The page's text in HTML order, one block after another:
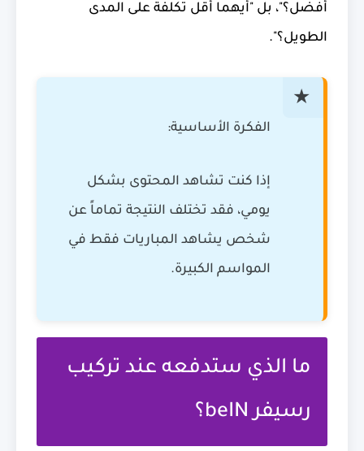
أفضل؟"، بل "أيهما أقل تكلفة على المدى
الطويل؟".
الفكرة الأساسية:
إذا كنت تشاهد المحتوى بشكل
يومي، فقد تختلف النتيجة تماماً عن
شخص يشاهد المباريات فقط في
المواسم الكبيرة.
ما الذي ستدفعه عند تركيب
رسيفر beIN؟